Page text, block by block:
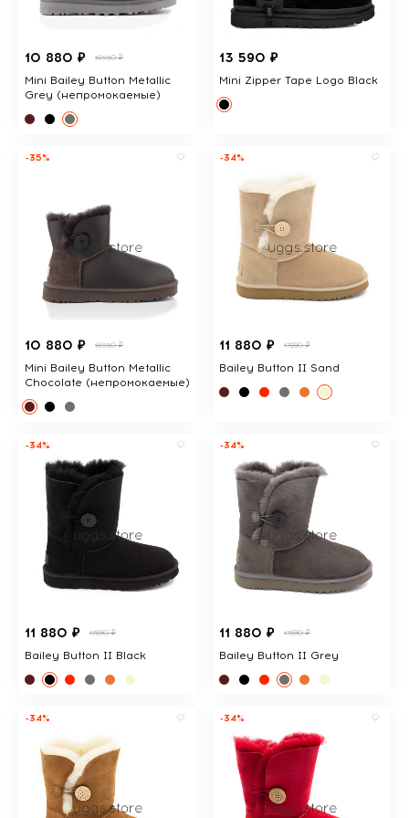
10 880 ₽ 16550 ₽
Mini Bailey Button Metallic
Grey (непромокаемые)
13 590 ₽
Mini Zipper Tape Logo Black
-35%
10 880 ₽ 16550 ₽
Mini Bailey Button Metallic
Chocolate (непромокаемые)
-34%
11 880 ₽ 17890 ₽
Bailey Button II Sand
-34%
11 880 ₽ 17890 ₽
Bailey Button II Black
-34%
11 880 ₽ 17890 ₽
Bailey Button II Grey
-34% -34%